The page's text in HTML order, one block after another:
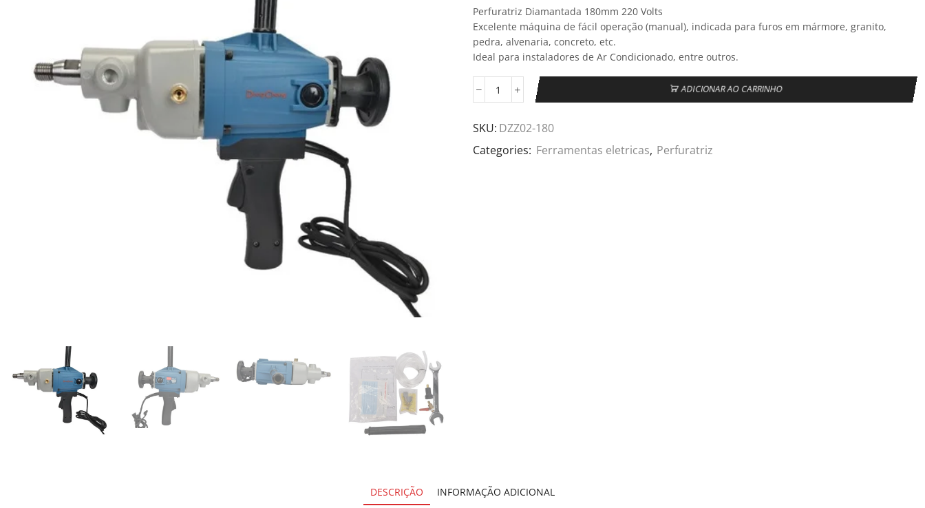
Perfuratriz Diamantada 180mm 220 Volts
Excelente máquina de fácil operação (manual), indicada para furos em mármore, granito,
pedra, alvenaria, concreto, etc.
Ideal para instaladores de Ar Condicionado, entre outros.
ADICIONAR AO CARRINHO
SKU: DZZ02-180
Categories: Ferramentas eletricas, Perfuratriz
DESCRIÇÃO INFORMAÇÃO ADICIONAL